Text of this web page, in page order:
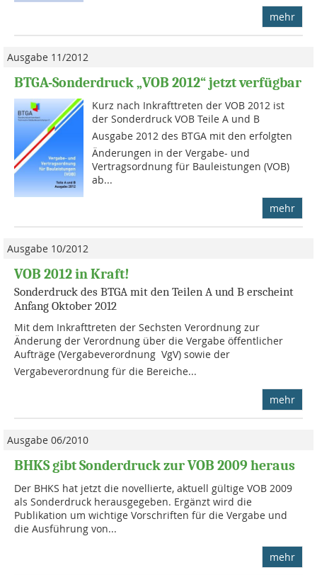
mehr
Ausgabe 11/2012
BTGA-Sonderdruck „VOB 2012“ jetzt verfügbar
Kurz nach Inkrafttreten der VOB 2012 ist
der Sonderdruck VOB Teile A und B 
Ausgabe 2012 des BTGA mit den erfolgten
Änderungen in der Vergabe- und
Vertragsordnung für Bauleistungen (VOB)
ab...
mehr
Ausgabe 10/2012
VOB 2012 in Kraft!
Sonderdruck des BTGA mit den Teilen A und B erscheint
Anfang Oktober 2012
Mit dem Inkrafttreten der Sechsten Verordnung zur
Änderung der Verordnung über die Vergabe öffentlicher
Aufträge (Vergabeverordnung  VgV) sowie der
Vergabeverordnung für die Bereiche...
mehr
Ausgabe 06/2010
BHKS gibt Sonderdruck zur VOB 2009 heraus
Der BHKS hat jetzt die novellierte, aktuell gültige VOB 2009
als Sonderdruck herausgegeben. Ergänzt wird die
Publikation um wichtige Vorschriften für die Ver­gabe und
die Ausführung von...
mehr